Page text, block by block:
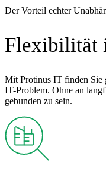
Der Vorteil echter
Flexibilität
Mit Protinus IT finden Sie
IT-Problem. Ohne an
gebunden zu sein.